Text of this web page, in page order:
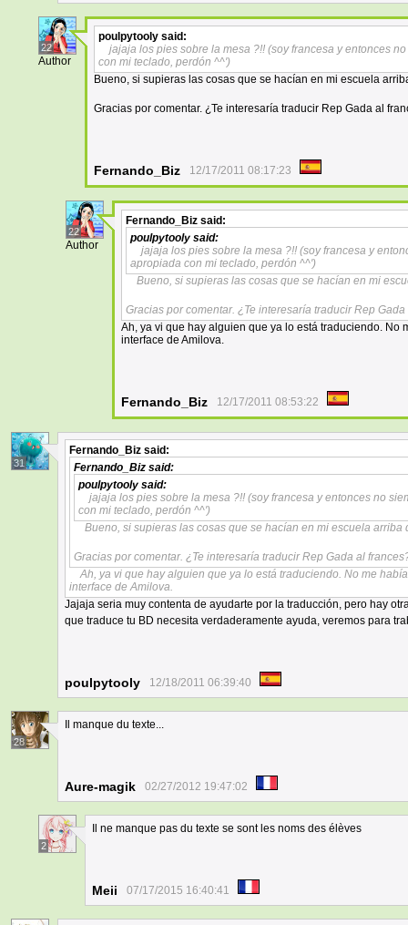
22
Author
poulpytooly said:
jajaja los pies sobre la mesa ?!! (soy francesa y entonces
con mi teclado, perdón ^^')
Bueno, si supieras las cosas que se hacían en mi escuela
Gracias por comentar. ¿Te interesaría traducir Rep Gada al
Fernando_Biz 12/17/2011 08:17:23
22
Author
Fernando_Biz said:
poulpytooly said:
jajaja los pies sobre la mesa ?!! (soy francesa y
apropiada con mi teclado, perdón ^^')
Bueno, si supieras las cosas que se hacían en mi
Gracias por comentar. ¿Te interesaría traducir Rep
Ah, ya vi que hay alguien que ya lo está traduciendo. No
interface de Amilova.
Fernando_Biz 12/17/2011 08:53:22
31
Fernando_Biz said:
Fernando_Biz said:
poulpytooly said:
jajaja los pies sobre la mesa ?!! (soy francesa y entonces no
con mi teclado, perdón ^^')
Bueno, si supieras las cosas que se hacían en mi escuela arriba
Gracias por comentar. ¿Te interesaría traducir Rep Gada al
Ah, ya vi que hay alguien que ya lo está traduciendo. No me
interface de Amilova.
Jajaja seria muy contenta de ayudarte por la traducción, pero hay
que traduce tu BD necesita verdaderamente ayuda, veremos para
poulpytooly 12/18/2011 06:39:40
28
Il manque du texte...
Aure-magik 02/27/2012 19:47:02
2
Il ne manque pas du texte se sont les noms des élèves
Meii 07/17/2015 16:40:41